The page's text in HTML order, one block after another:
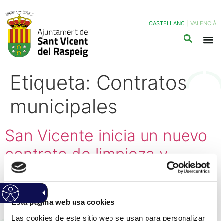
Esta página web usa cookies
Las cookies de este sitio web se usan para personalizar
CASTELLANO VALENCIÀ
Etiqueta: Contratos
municipales
San Vicente inicia un nuevo
contrato de limpieza y
recogida de residuos
centrado el optimizar
recursos e incidir en la